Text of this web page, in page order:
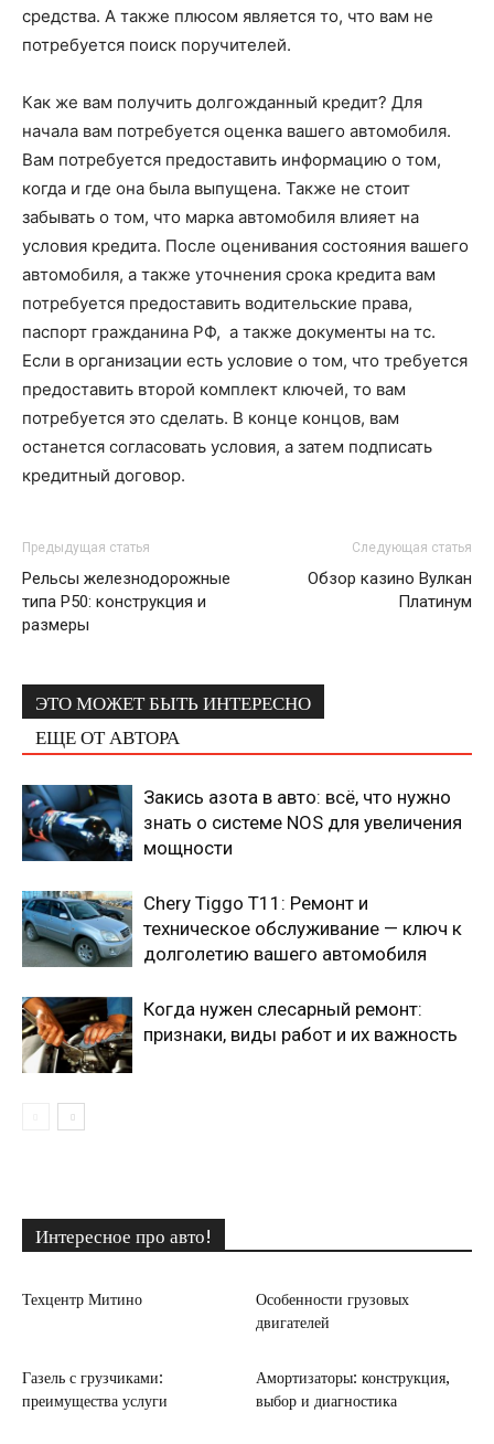
средства. А также плюсом является то, что вам не
потребуется поиск поручителей.
Как же вам получить долгожданный кредит? Для
начала вам потребуется оценка вашего автомобиля.
Вам потребуется предоставить информацию о том,
когда и где она была выпущена. Также не стоит
забывать о том, что марка автомобиля влияет на
условия кредита. После оценивания состояния вашего
автомобиля, а также уточнения срока кредита вам
потребуется предоставить водительские права,
паспорт гражданина РФ, а также документы на тс.
Если в организации есть условие о том, что требуется
предоставить второй комплект ключей, то вам
потребуется это сделать. В конце концов, вам
останется согласовать условия, а затем подписать
кредитный договор.
Предыдущая статья
Рельсы железнодорожные
типа Р50: конструкция и
размеры
Следующая статья
Обзор казино Вулкан
Платинум
ЭТО МОЖЕТ БЫТЬ ИНТЕРЕСНО
ЕЩЕ ОТ АВТОРА
Закись азота в авто: всё, что нужно
знать о системе NOS для увеличения
мощности
Chery Tiggo T11: Ремонт и
техническое обслуживание — ключ к
долголетию вашего автомобиля
Когда нужен слесарный ремонт:
признаки, виды работ и их важность
Интересное про авто!
Техцентр Митино
Особенности грузовых
двигателей
Газель с грузчиками:
преимущества услуги
Амортизаторы: конструкция,
выбор и диагностика